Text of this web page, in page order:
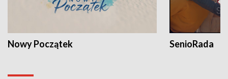
Nowy Początek SenioRada